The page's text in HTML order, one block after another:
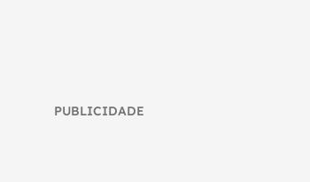
PUBLICIDADE